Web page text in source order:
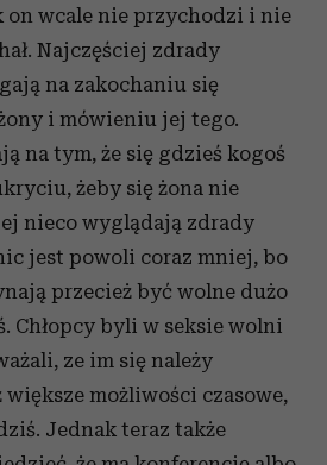
on wcale nie przychodzi i nie
Najczęściej zdrady
na zakochaniu się
i mówieniu jej tego.
na tym, że się gdzieś kogoś
żeby się żona nie
nieco wyglądają zdrady
jest powoli coraz mniej, bo
przecież być wolne dużo
Chłopcy byli w seksie wolni
ze im się należy
możliwości czasowe,
Jednak teraz także